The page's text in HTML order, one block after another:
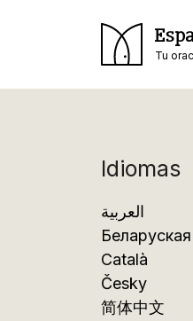
Tu
Idiomas
العربية
Беларуская
Català
Česky
简体中文